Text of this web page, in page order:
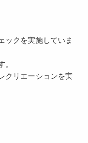
ックを実施していま
。
クリエーションを実